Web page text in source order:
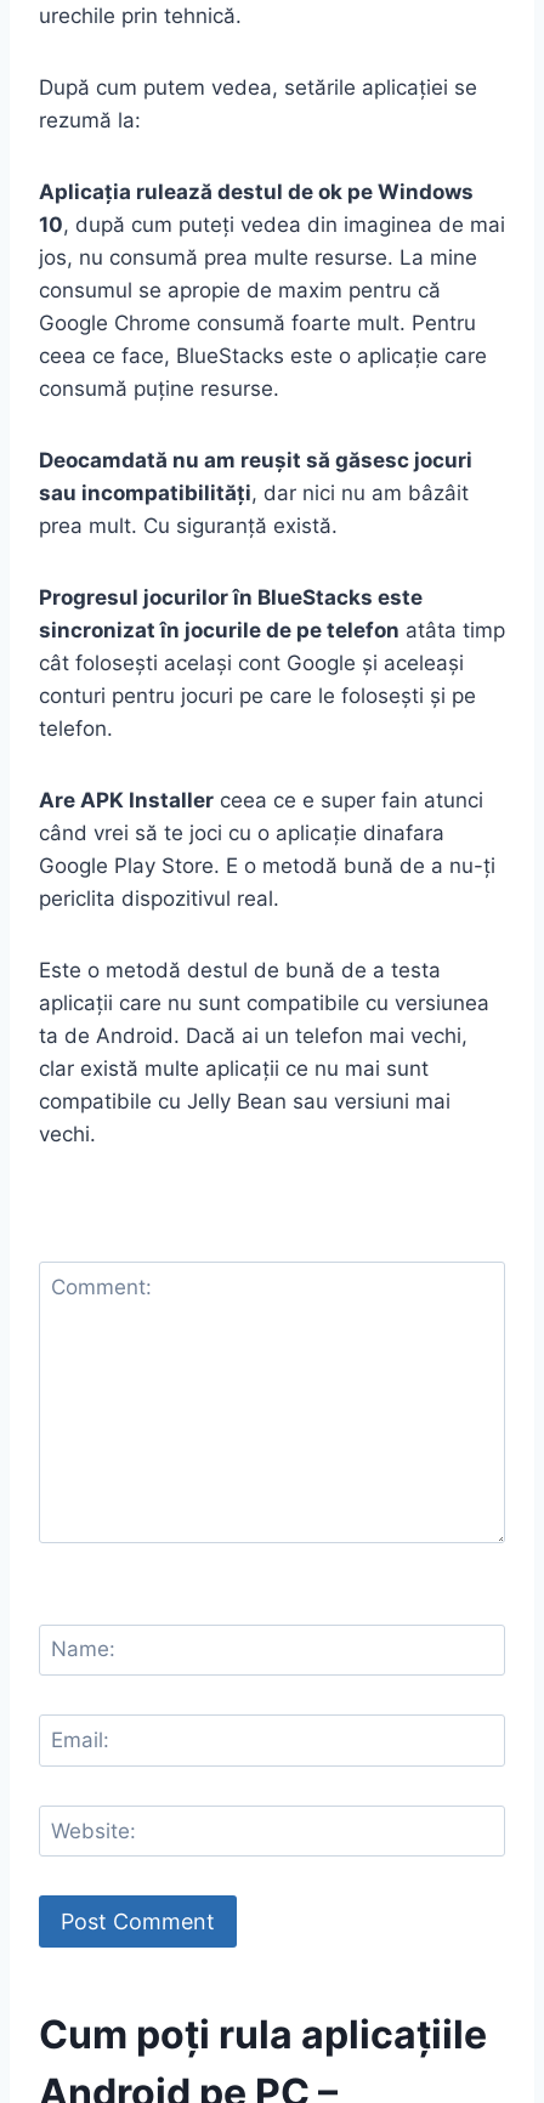
urechile prin tehnică.
După cum putem vedea, setările aplicației se
rezumă la:
Aplicația rulează destul de ok pe Windows
10, după cum puteți vedea din imaginea de mai
jos, nu consumă prea multe resurse. La mine
consumul se apropie de maxim pentru că
Google Chrome consumă foarte mult. Pentru
ceea ce face, BlueStacks este o aplicație care
consumă puține resurse.
Deocamdată nu am reușit să găsesc jocuri
sau incompatibilități, dar nici nu am bâzâit
prea mult. Cu siguranță există.
Progresul jocurilor în BlueStacks este
sincronizat în jocurile de pe telefon atâta timp
cât folosești același cont Google și aceleași
conturi pentru jocuri pe care le folosești și pe
telefon.
Are APK Installer ceea ce e super fain atunci
când vrei să te joci cu o aplicație dinafara
Google Play Store. E o metodă bună de a nu-ți
periclita dispozitivul real.
Este o metodă destul de bună de a testa
aplicații care nu sunt compatibile cu versiunea
ta de Android. Dacă ai un telefon mai vechi,
clar există multe aplicații ce nu mai sunt
compatibile cu Jelly Bean sau versiuni mai
vechi.
Cum poți rula aplicațiile
Android pe PC –